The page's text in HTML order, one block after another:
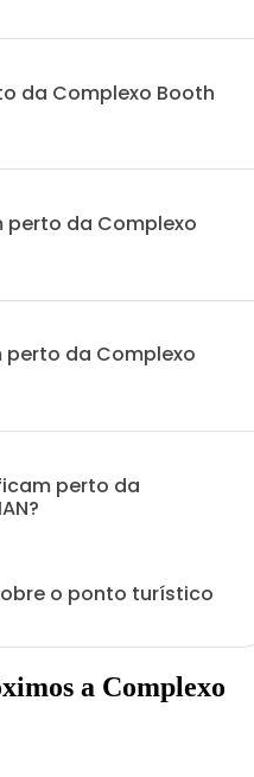
da Complexo Booth
da Complexo
da Complexo
perto da
o ponto turístico
a Complexo